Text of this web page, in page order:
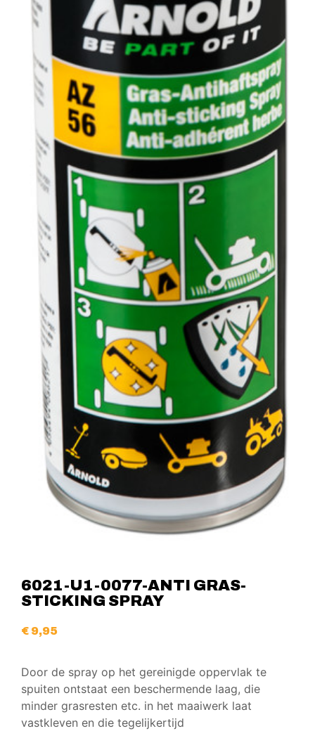
6021-U1-0077-ANTI GRAS-
STICKING SPRAY
€9,95
Door de spray op het gereinigde oppervlak te
spuiten ontstaat een beschermende laag, die
minder grasresten etc. in het maaiwerk laat
vastkleven en die tegelijkertijd